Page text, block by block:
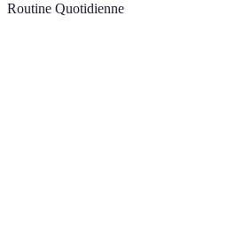
Routine Quotidienne